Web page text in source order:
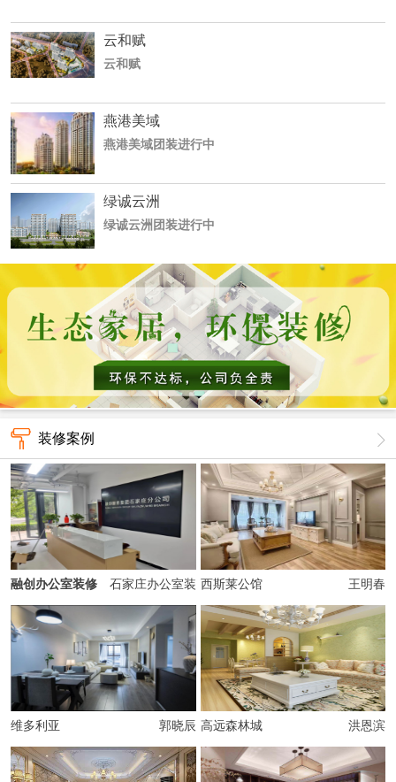
云和赋
云和赋
燕港美域
燕港美域团装进行中
绿诚云洲
绿诚云洲团装进行中
装修案例
融创办公室装修
石家庄办公室装
修、经理室装修
西斯莱公馆 王明春
维多利亚 郭晓辰 高远森林城 洪恩滨